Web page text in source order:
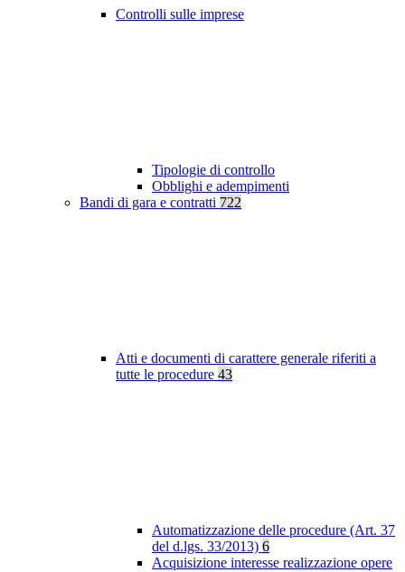
Controlli sulle imprese
Tipologie di controllo
Obblighi e adempimenti
Bandi di gara e contratti 722
Atti e documenti di carattere generale riferiti a
tutte le procedure 43
Automatizzazione delle procedure (Art. 37
del d.lgs. 33/2013) 6
Acquisizione interesse realizzazione opere